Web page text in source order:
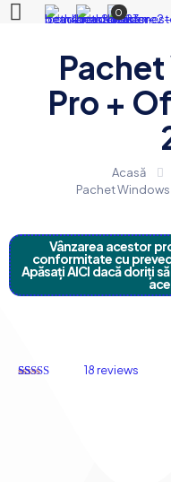
0
Pachet
Pro +
Acasă
Pachet Windows
Vânzarea acestor
conformitate cu
Apăsați AICI dacă doriți
18reviews